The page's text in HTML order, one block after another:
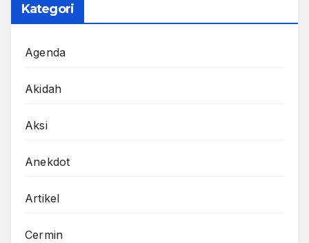
Kategori
Agenda
Akidah
Aksi
Anekdot
Artikel
Cermin